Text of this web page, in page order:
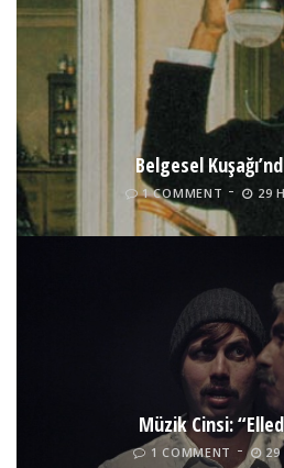
Belgesel
1 COMMENT 29
Müzik Cinsi:
1 COMMENT 29